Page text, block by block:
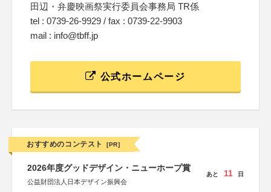
田辺・弁慶映画祭実行委員会事務局 TR係
tel : 0739-26-9929 / fax : 0739-22-9903
mail : info@tbff.jp
公式ホームページ
おすすめのコンテスト [PR]
2026年度グッドデザイン・ニューホープ賞
公益財団法人日本デザイン振興会
あと 11 日